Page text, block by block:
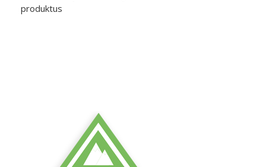
produktus